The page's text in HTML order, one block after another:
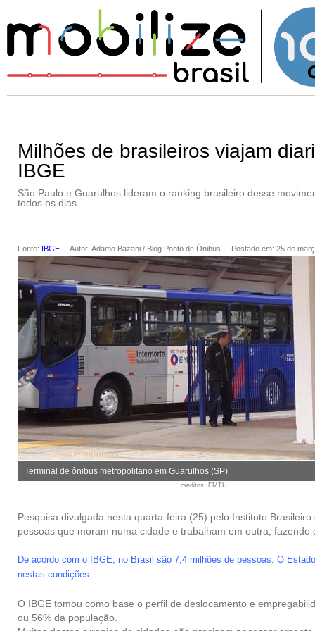
Milhões de brasileiros viajam
IBGE
São Paulo e Guarulhos lideram o ranking brasileiro desse
todos os dias
Fonte: IBGE | Autor: Adamo Bazani / Blog Ponto de Ônibus | Postado em: 25 de
Terminal de ônibus metropolitano em Guarulhos (SP)
créditos: EMTU
Pesquisa divulgada nesta quarta-feira (25) pelo Instituto
pessoas que moram numa cidade e trabalham em outra,
De acordo com o IBGE, no Brasil são 7,4 milhões de pessoas. O
nestas condições.
O IBGE tomou como base o perfil de deslocamento e
ou 56% da população.